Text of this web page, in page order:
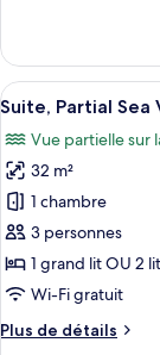
Twin
Room,
Balcony,
Sea
View
le
type
de
Prestige
Double
or
Twin
Room,
Balcony,
Sea
View
Afficher
toutes
les
photos
pour
ce
type
de
chambre :
Suite,
8
Suite, Partial Sea
Vue partielle sur
32 m²
1 chambre
3 personnes
1 grand lit OU 2
Wi-Fi gratuit
Plus de détails
Plus